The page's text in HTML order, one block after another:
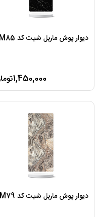
دیوار پوش ماربل شیت کد M85
1,450,000تومان
دیوار پوش ماربل شیت کد M79